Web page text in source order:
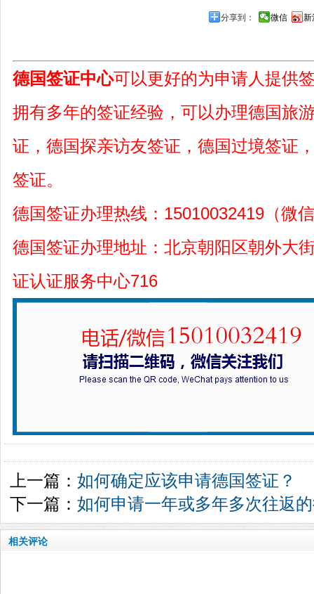
分享到： 微信 新
德国签证中心可以更好的为申请人提供
拥有多年的签证经验，可以办理德国旅
证，德国探亲访友签证，德国过境签证
签证。
德国签证办理热线：15010032419（微
德国签证办理地址：北京朝阳区朝外大
证认证服务中心716
上一篇： 如何确定应该申请德国签证？
下一篇： 如何申请一年或多年多次往返
相关评论